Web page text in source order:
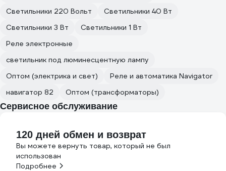
Светильники 220 Вольт
Светильники 40 Вт
Светильники 3 Вт
Светильники 1 Вт
Реле электронные
светильник под люминесцентную лампу
Оптом (электрика и свет)
Реле и автоматика Navigator
навигатор 82
Оптом (трансформаторы)
Сервисное обслуживание
120 дней обмен и возврат
Вы можете вернуть товар, который не был
использован
Подробнее